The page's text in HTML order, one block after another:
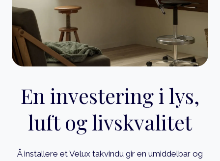
En investering i lys,
luft og livskvalitet
Å installere et Velux takvindu gir en umiddelbar og